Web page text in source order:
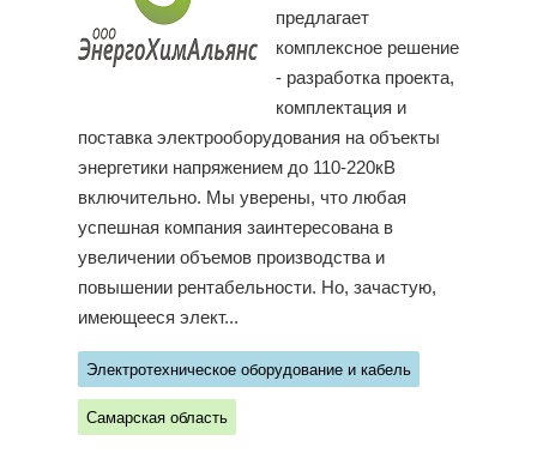
предлагает
комплексное решение
- разработка проекта,
комплектация и
поставка электрооборудования на объекты
энергетики напряжением до 110-220кВ
включительно. Мы уверены, что любая
успешная компания заинтересована в
увеличении объемов производства и
повышении рентабельности. Но, зачастую,
имеющееся элект...
Электротехническое оборудование и кабель
Самарская область